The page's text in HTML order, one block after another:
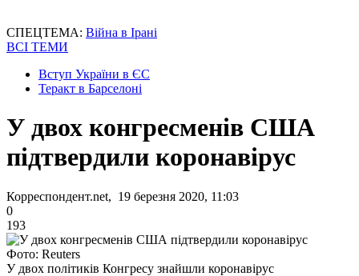
СПЕЦТЕМА: Війна в Ірані
ВСІ ТЕМИ
Вступ України в ЄС
Теракт в Барселоні
У двох конгресменів США
підтвердили коронавірус
Корреспондент.net, 19 березня 2020, 11:03
0
193
Фото: Reuters
У двох політиків Конгресу знайшли коронавірус